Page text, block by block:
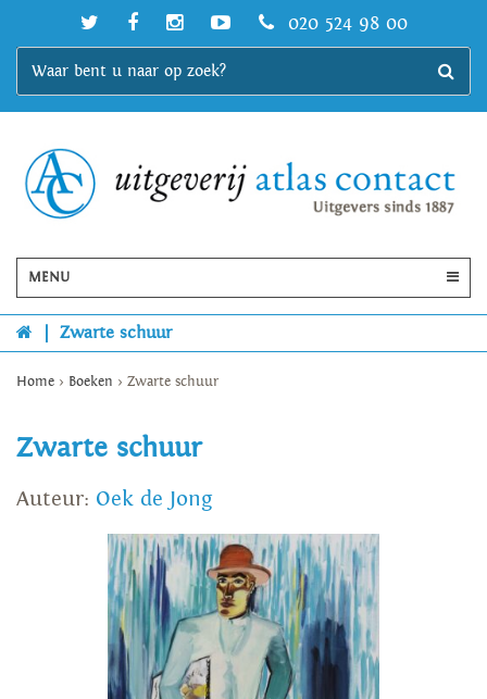
020 524 98 00
MENU
Zwarte schuur
Home > Boeken > Zwarte schuur
Zwarte schuur
Auteur: Oek de Jong